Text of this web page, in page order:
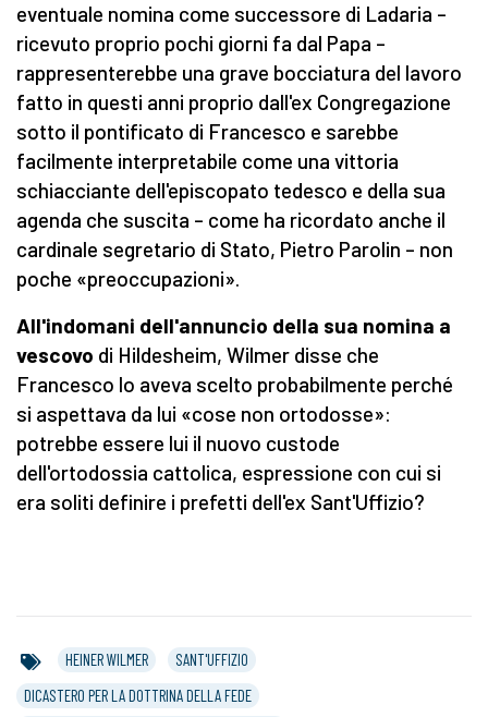
eventuale nomina come successore di Ladaria –
ricevuto proprio pochi giorni fa dal Papa –
rappresenterebbe una grave bocciatura del lavoro
fatto in questi anni proprio dall'ex Congregazione
sotto il pontificato di Francesco e sarebbe
facilmente interpretabile come una vittoria
schiacciante dell'episcopato tedesco e della sua
agenda che suscita – come ha ricordato anche il
cardinale segretario di Stato, Pietro Parolin – non
poche «preoccupazioni».
All'indomani dell'annuncio della sua nomina a
vescovo di Hildesheim, Wilmer disse che
Francesco lo aveva scelto probabilmente perché
si aspettava da lui «cose non ortodosse»:
potrebbe essere lui il nuovo custode
dell'ortodossia cattolica, espressione con cui si
era soliti definire i prefetti dell'ex Sant'Uffizio?
HEINER WILMER
SANT'UFFIZIO
DICASTERO PER LA DOTTRINA DELLA FEDE